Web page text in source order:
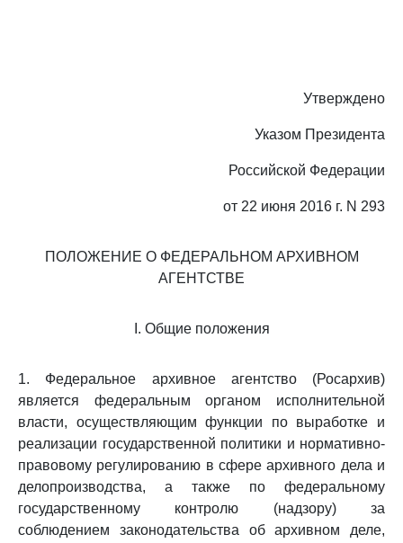
Утверждено
Указом Президента
Российской Федерации
от 22 июня 2016 г. N 293
ПОЛОЖЕНИЕ О ФЕДЕРАЛЬНОМ АРХИВНОМ
АГЕНТСТВЕ
I. Общие положения
1. Федеральное архивное агентство (Росархив)
является федеральным органом исполнительной
власти, осуществляющим функции по выработке и
реализации государственной политики и нормативно-
правовому регулированию в сфере архивного дела и
делопроизводства, а также по федеральному
государственному контролю (надзору) за
соблюдением законодательства об архивном деле,